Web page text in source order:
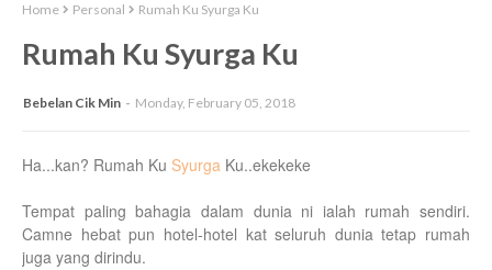
Home Personal Rumah Ku Syurga Ku
Rumah Ku Syurga Ku
Bebelan Cik Min Monday, February 05, 2018
Ha...kan? Rumah Ku Syurga Ku..ekekeke
Tempat paling bahagia dalam dunia ni ialah rumah sendiri.
Camne hebat pun hotel-hotel kat seluruh dunia tetap rumah
juga yang dirindu.